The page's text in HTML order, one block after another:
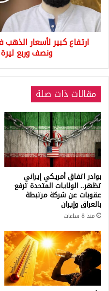
وسعر
ليرة
الذهب
ونصف
الذهب
ارتفاع كبير لأسعار
ونصف وربع
مقالات ذات صلة
بوادر اتفاق أمريكي إيراني
تظهر.. الولايات المتحدة ترفع
عقوبات عن شركة مرتبطة
بالعراق وإيران
منذ 8 ساعات